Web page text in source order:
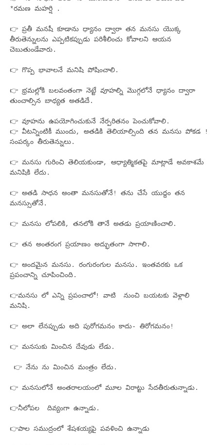
*రమణ మహర్షి .
👉 ప్రతీ మనషీ కూడాను ధ్యానం ద్వారా తన మనసు యెుక్క
తీరుతెన్నులను ఎప్పటికప్పుడు పరిశీలించు కోవాలని ఆయన
చెబుతుండేవారు.
👉 గొప్ప భావాలనే మనిషి పోషించాలి.
👉 భ్రమల్లోకి బలవంతంగా నెట్టే వూహల్ని మొగ్గలోనే ధ్యానం ద్వారా
తుంచాల్సిన బాధ్యత అతడిదే.
👉 వూహను ఉపయోగించుకునే నేర్పరితనం పెంచుకోవాలి.
👉 వీటన్నింటికీ ముందు, అతడికి తెలియాల్సింది తన మనసు పోకడ !
సంపర్కం తీరుతెన్నులు.
👉 మనసు గురించి తెలియకుండా, ఆధ్యాత్మికతపై మాట్లాడే అవకాశమే
మనిషికి లేదు.
👉 అతడి సాధన అంతా మనసుతోనే! తను చేసే యుద్దం తన
మనస్సుతోనే.
👉 మనసు లోపలికి, తనలోకి తానే అతడు ప్రయాణించాలి.
👉 తన అంతరంగ ప్రయాణం అద్భుతంగా సాగాలి.
👉 అందమైన మనసు. రంగురంగుల మనసు. ఇంతవరకు ఒక
ప్రపంచాన్ని చూపించింది.
👉మనసు లో ఎన్ని ప్రపంచాలో! వాటి నుంచి బయటకు వెళ్లాలి
మనిషి.
👉 అలా లేనప్పుడు అది పురోగమనం కాదు- తిరోగమనం!
👉 మనసుకు మించిన దేవుడు లేడు.
👉 నేను ను మించిన మంత్రం లేదు.
👉 మనసులోనే అంతరాలయంలో మూల విరాట్టు సేదతీరుతున్నాడు.
👉నీలోపల దివ్యంగా ఉన్నాడు.
👉పాల సముద్రంలో శేషశయ్యపై పవళించి ఉన్నాడు